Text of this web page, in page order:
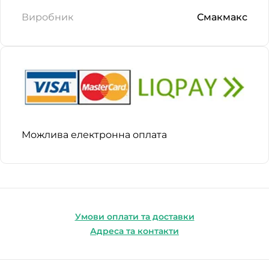
Виробник Смакмакс
Можлива електронна оплата
Умови оплати та доставки
Адреса та контакти